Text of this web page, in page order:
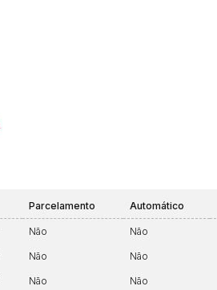
Parcelamento Automático
Não Não
Não Não
Não Não